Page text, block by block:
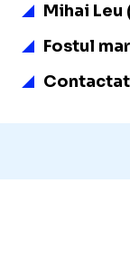
Mihai Leu
Fostul